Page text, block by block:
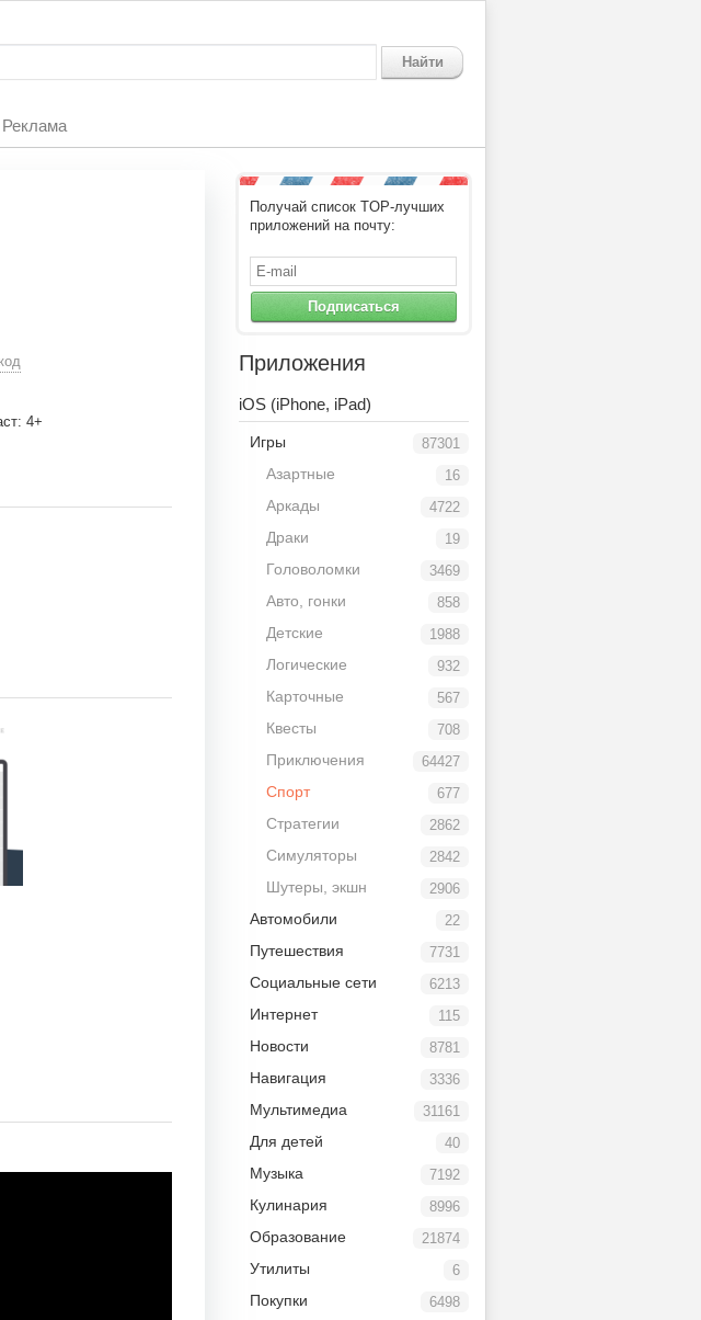
Найти
Реклама
4+
Получай список TOP-лучших
приложений на почту:
Подписаться
Приложения
iOS (iPhone, iPad)
87301
Игры
16
Азартные
4722
Аркады
19
Драки
3469
Головоломки
858
Авто, гонки
1988
Детские
932
Логические
567
Карточные
708
Квесты
64427
Приключения
677
Спорт
2862
Стратегии
2842
Симуляторы
2906
Шутеры, экшн
22
Автомобили
7731
Путешествия
6213
Социальные сети
115
Интернет
8781
Новости
3336
Навигация
31161
Мультимедиа
40
Для детей
7192
Музыка
8996
Кулинария
21874
Образование
6
Утилиты
6498
Покупки